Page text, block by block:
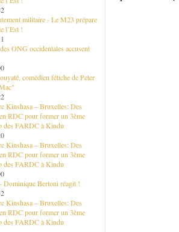
militaire - Le M23 prépare
l’Est !
ONG occidentales accusent
comédien fétiche de Peter
Kinshasa – Bruxelles: Des
RDC pour former un 3ème
des FARDC à Kindu
Kinshasa – Bruxelles: Des
RDC pour former un 3ème
des FARDC à Kindu
Dominique Bertoni réagit !
Kinshasa – Bruxelles: Des
RDC pour former un 3ème
des FARDC à Kindu